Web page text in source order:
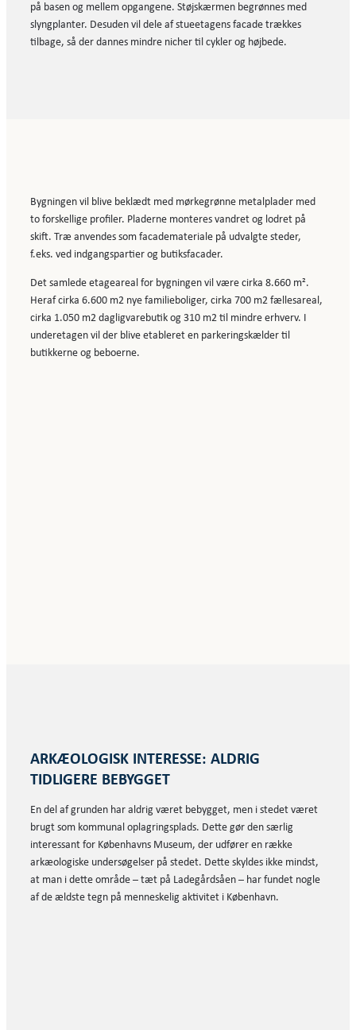
på basen og mellem opgangene. Støjskærmen begrønnes med
slyngplanter. Desuden vil dele af stueetagens facade trækkes
tilbage, så der dannes mindre nicher til cykler og højbede.
Bygningen vil blive beklædt med mørkegrønne metalplader med
to forskellige profiler. Pladerne monteres vandret og lodret på
skift. Træ anvendes som facademateriale på udvalgte steder,
f.eks. ved indgangspartier og butiksfacader.
Det samlede etageareal for bygningen vil være cirka 8.660 m².
Heraf cirka 6.600 m2 nye familieboliger, cirka 700 m2 fællesareal,
cirka 1.050 m2 dagligvarebutik og 310 m2 til mindre erhverv. I
underetagen vil der blive etableret en parkeringskælder til
butikkerne og beboerne.
ARKÆOLOGISK INTERESSE: ALDRIG
TIDLIGERE BEBYGGET
En del af grunden har aldrig været bebygget, men i stedet været
brugt som kommunal oplagringsplads. Dette gør den særlig
interessant for Københavns Museum, der udfører en række
arkæologiske undersøgelser på stedet. Dette skyldes ikke mindst,
at man i dette område – tæt på Ladegårdsåen – har fundet nogle
af de ældste tegn på menneskelig aktivitet i København.